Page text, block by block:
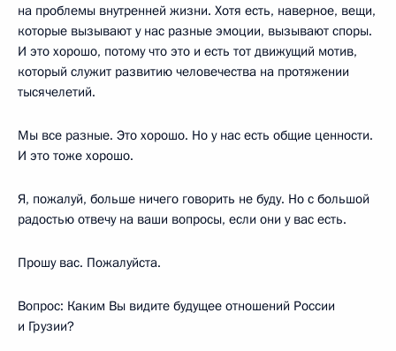
на проблемы внутренней жизни. Хотя есть, наверное, вещи,
которые вызывают у нас разные эмоции, вызывают споры.
И это хорошо, потому что это и есть тот движущий мотив,
который служит развитию человечества на протяжении
тысячелетий.
Мы все разные. Это хорошо. Но у нас есть общие ценности.
И это тоже хорошо.
Я, пожалуй, больше ничего говорить не буду. Но с большой
радостью отвечу на ваши вопросы, если они у вас есть.
Прошу вас. Пожалуйста.
Вопрос: Каким Вы видите будущее отношений России
и Грузии?